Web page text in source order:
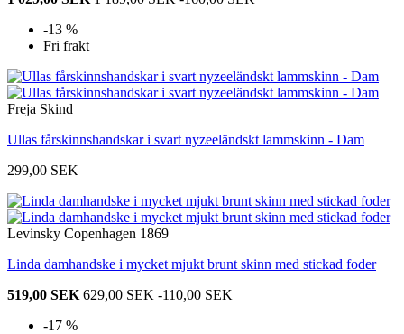
-13 %
Fri frakt
Freja Skind
Ullas fårskinnshandskar i svart nyzeeländskt lammskinn - Dam
299,00 SEK
Levinsky Copenhagen 1869
Linda damhandske i mycket mjukt brunt skinn med stickad foder
519,00 SEK 629,00 SEK -110,00 SEK
-17 %